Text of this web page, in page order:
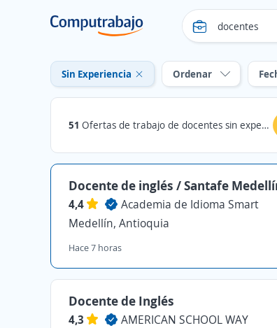
Sin Experiencia Ordenar
51 Ofertas de trabajo de docentes sin experiencia en Antioquia
Docente de inglés / Santafe
4,4
Academia de Idioma Smart
Medellín, Antioquia
Hace 7 horas
Docente de Inglés
4,3
AMERICAN SCHOOL WAY